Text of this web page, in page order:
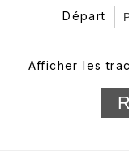
Départ
Département
Longueur
Afficher les